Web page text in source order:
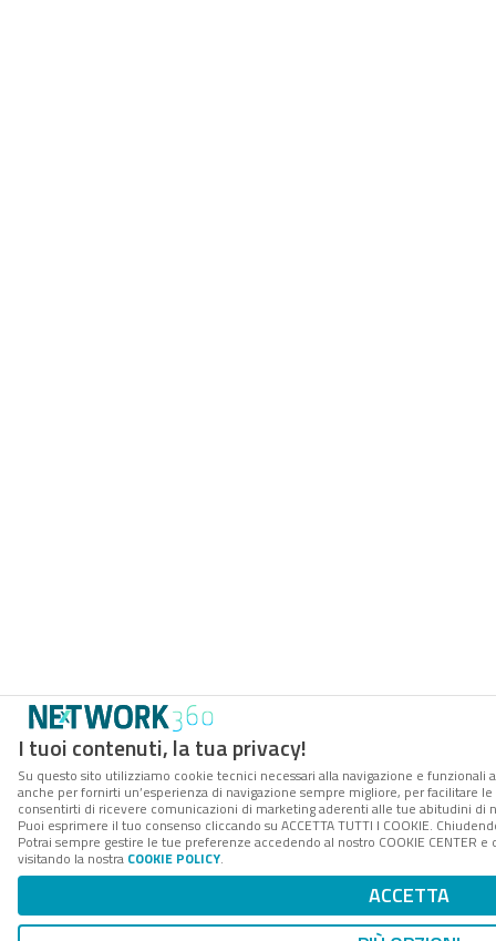
I tuoi contenuti, la tua privacy!
Su questo sito utilizziamo cookie tecnici necessari alla navigazione e funzionali
anche per fornirti un’esperienza di navigazione sempre migliore, per facilitare
consentirti di ricevere comunicazioni di marketing aderenti alle tue abitudini di
Puoi esprimere il tuo consenso cliccando su ACCETTA TUTTI I COOKIE.
Potrai sempre gestire le tue preferenze accedendo al nostro COOKIE
visitando la nostra COOKIE POLICY.
ACCETTA